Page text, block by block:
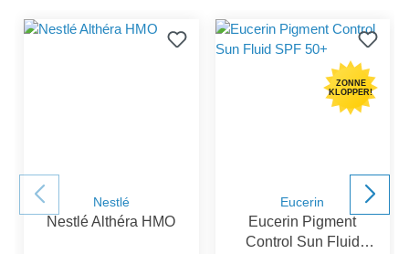
Nestlé
Nestlé Althéra HMO
ZONNE
KLOPPER!
Eucerin
Eucerin Pigment
Control Sun Fluid